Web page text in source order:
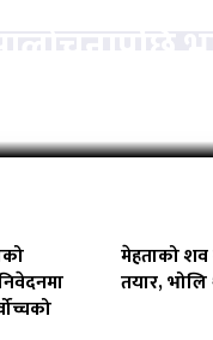
‘कहिलेकाहीँ
मेहताको शव
तयार, भोलि